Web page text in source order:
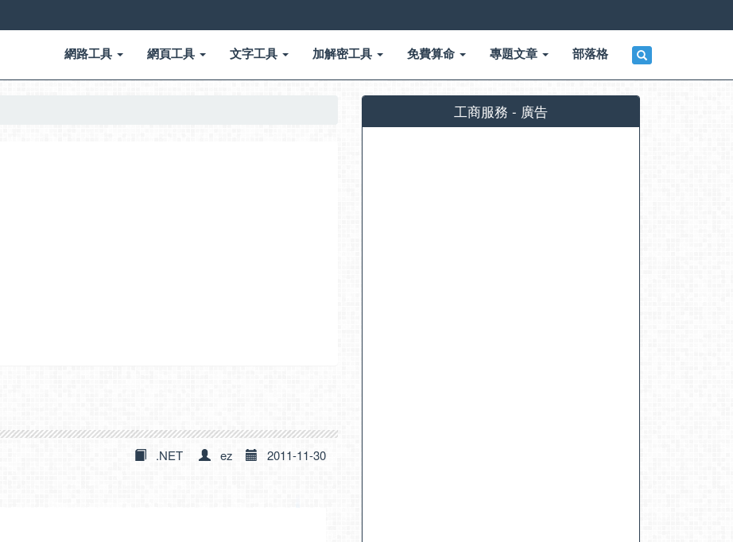
網路工具 網頁工具 文字工具 加解密工具 免費算命 專題文章 部落格
.NET ez
2011-11-30
工商服務 - 廣告